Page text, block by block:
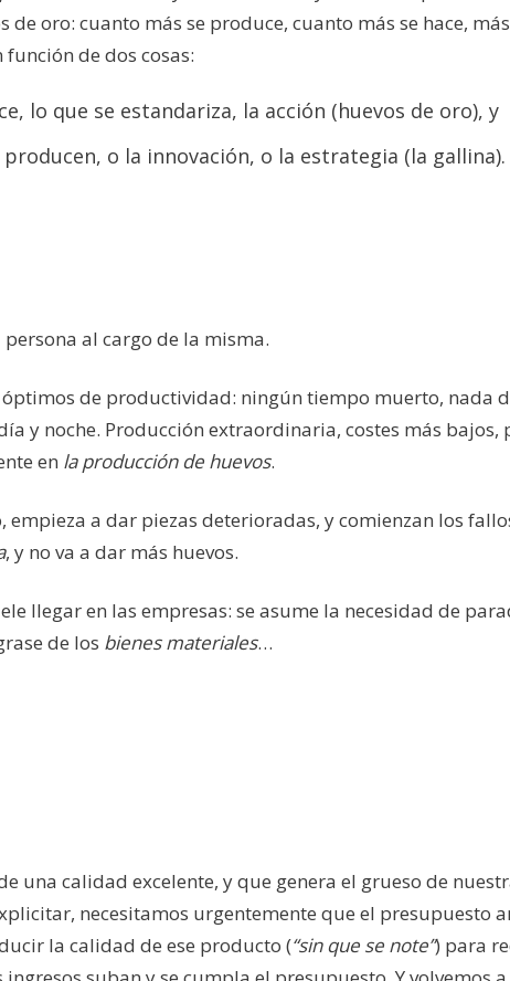
oro: cuanto más se produce, cuanto más se hace, más
de dos cosas:
lo que se estandariza, la acción (huevos de oro), y
o la innovación, o la estrategia (la gallina).
al cargo de la misma.
óptimos de productividad: ningún tiempo muerto, nada
y noche. Producción extraordinaria, costes más bajos,
en la producción de huevos.
empieza a dar piezas deterioradas, y comienzan los
, y no va a dar más huevos.
llegar en las empresas: se asume la necesidad de
de los bienes materiales…
una calidad excelente, y que genera el grueso de
necesitamos urgentemente que el presupuesto
la calidad de ese producto (“sin que se note”) para